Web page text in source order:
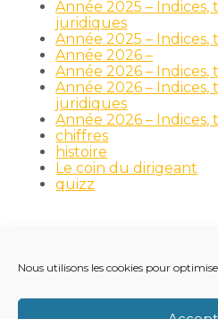
Nous utilisons les cookies pour
Année 2025 – Indices,
juridiques
Année 2025 – Indices,
Année 2026 –
Année 2026 – Indices,
Année 2026 – Indices,
juridiques
Année 2026 – Indices,
chiffres
histoire
Le coin du dirigeant
quizz
Principale
RECRUTEMENT